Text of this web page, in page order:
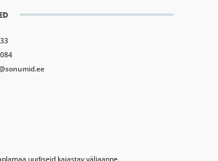
uudiseid kajastav väljaanne.